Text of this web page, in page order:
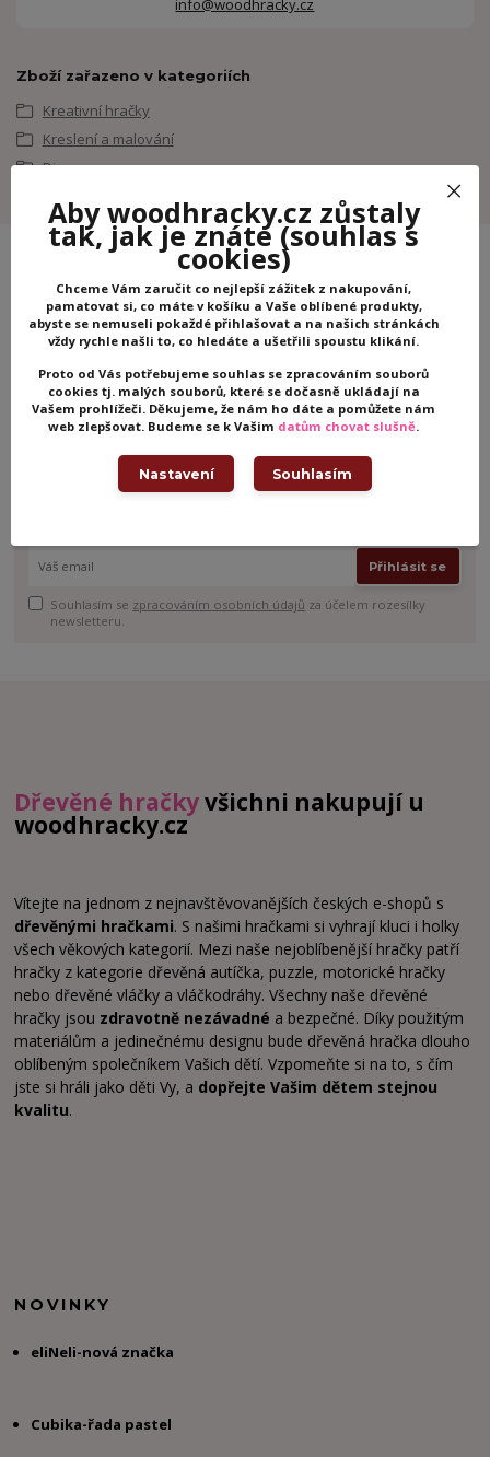
info@woodhracky.cz
Zboží zařazeno v kategoriích
Kreativní hračky
Kreslení a malování
Djeco
Nepropásněte novinky, akce
a slevy!
Můžete se kdykoli odhlásit. Zasíláme jednou za 14 dní.
Přihlásit se
Souhlasím se zpracováním osobních údajů za účelem rozesílky
newsletteru.
Dřevěné hračkyvšichni nakupují u
woodhracky.cz
Vítejte na jednom z nejnavštěvovanějších českých e-shopů s
dřevěnými hračkami. S našimi hračkami si vyhrají kluci i holky
všech věkových kategorií. Mezi naše nejoblíbenější hračky patří
hračky z kategorie dřevěná autíčka, puzzle, motorické hračky
nebo dřevěné vláčky a vláčkodráhy. Všechny naše dřevěné
hračky jsou zdravotně nezávadné a bezpečné. Díky použitým
materiálům a jedinečnému designu bude dřevěná hračka dlouho
oblíbeným společníkem Vašich dětí. Vzpomeňte si na to, s čím
jste si hráli jako děti Vy, a dopřejte Vašim dětem stejnou
kvalitu.
NOVINKY
eliNeli-nová značka
Cubika-řada pastel
Aby woodhracky.cz zůstaly
tak, jak je znáte(souhlas s
cookies)
Chceme Vám zaručit co nejlepší zážitek z nakupování,
pamatovat si, co máte v košíku a Vaše oblíbené produkty,
abyste se nemuseli pokaždé přihlašovat a na našich stránkách
vždy rychle našli to, co hledáte a ušetřili spoustu klikání.
Proto od Vás potřebujeme souhlas se zpracováním souborů
cookies tj. malých souborů, které se dočasně ukládají na
Vašem prohlížeči. Děkujeme, že nám ho dáte a pomůžete nám
web zlepšovat. Budeme se k Vašim datům chovat slušně.
Nastavení Souhlasím